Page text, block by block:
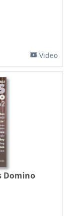
Video
Domino